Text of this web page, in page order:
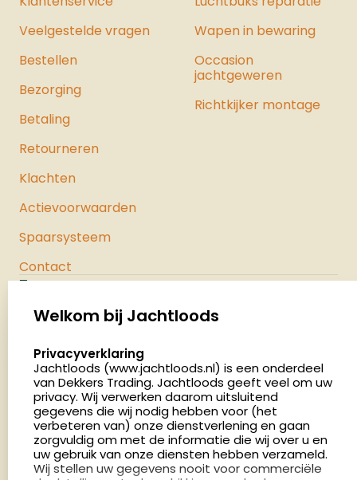
Veelgestelde vragen
Bestellen
Bezorging
Betaling
Retourneren
Klachten
Actievoorwaarden
Spaarsysteem
Contact
Wapen in bewaring
Occasion
jachtgeweren
Richtkijker montage
Jachtloods
Palenrij 1
Nederland
4.8
2883 beoordelingen
Openingstijden
Dinsdag en donderdag: 13:00 - 17:00 én 18:00 - 21:00
uur
Welkom bij Jachtloods
select language
Privacyverklaring
Jachtloods (www.jachtloods.nl) is een onderdeel
van Dekkers Trading. Jachtloods geeft veel om uw
privacy. Wij verwerken daarom uitsluitend
gegevens die wij nodig hebben voor (het
verbeteren van) onze dienstverlening en gaan
zorgvuldig om met de informatie die wij over u en
uw gebruik van onze diensten hebben verzameld.
Wij stellen uw gegevens nooit voor commerciële